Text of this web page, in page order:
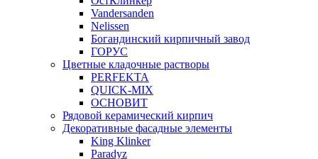
Vandersanden
Nelissen
Богандинский кирпичный завод
ГОРУС
Цветные кладочные растворы
PERFEKTA
QUICK-MIX
ОСНОВИТ
Рядовой керамический кирпич
Декоративные фасадные элементы
King Klinker
Paradyz